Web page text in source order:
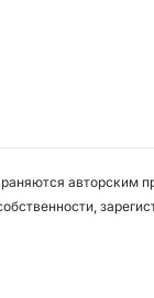
авторским